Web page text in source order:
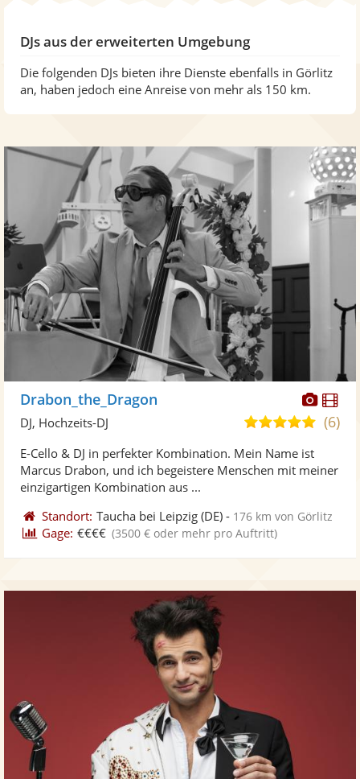
DJs aus der erweiterten Umgebung
Die folgenden DJs bieten ihre Dienste ebenfalls in Görlitz
an, haben jedoch eine Anreise von mehr als 150 km.
Drabon_the_Dragon
5,0(6)
DJ, Hochzeits-DJ
E-Cello & DJ in perfekter Kombination. Mein Name ist
Marcus Drabon, und ich begeistere Menschen mit meiner
einzigartigen Kombination aus ...
Standort: Taucha bei Leipzig (DE) - 176 km von Görlitz
Gage: €€€€ (3500 € oder mehr pro Auftritt)